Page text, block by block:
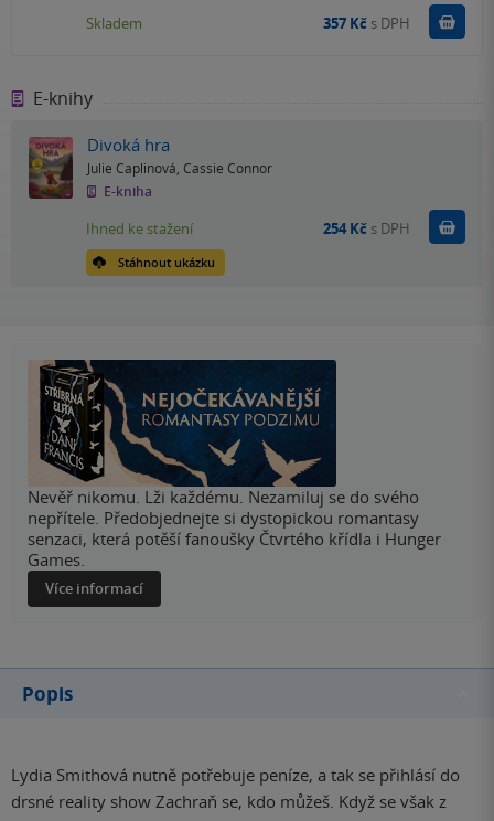
Skladem 357 Kč s DPH
E-knihy
Divoká hra
Julie Caplinová, Cassie Connor
E-kniha
Stáhnout ukázku
Ihned ke stažení 254 Kč s DPH Koupit
Nevěř nikomu. Lži každému. Nezamiluj se do svého
nepřítele. Předobjednejte si dystopickou romantasy
senzaci, která potěší fanoušky Čtvrtého křídla i Hunger
Games.
Více informací
Popis
Lydia Smithová nutně potřebuje peníze, a tak se přihlásí do
drsné reality show Zachraň se, kdo můžeš. Když se však z